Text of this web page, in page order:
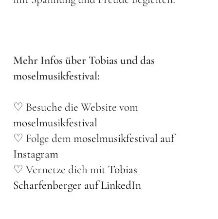
Mehr Infos über Tobias und das
moselmusikfestival:
♡ Besuche die Website vom
moselmusikfestival
♡ Folge demmoselmusikfestival auf
Instagram
♡ Vernetze dich mit Tobias
Scharfenberger auf LinkedIn